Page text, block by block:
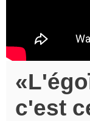
c'est